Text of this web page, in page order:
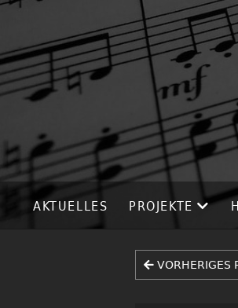
AKTUELLES PROJEKTE
VORHERIGES